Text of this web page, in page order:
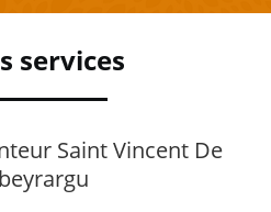
services
Saint Vincent De